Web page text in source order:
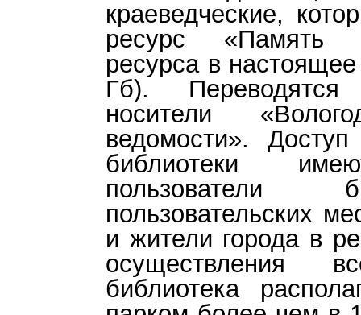
краеведческие,
ресурс «Память
ресурса в
Гб).
носители
ведомости».
библиотеки
пользователи
пользовательских
и жители города в
осуществления
библиотека